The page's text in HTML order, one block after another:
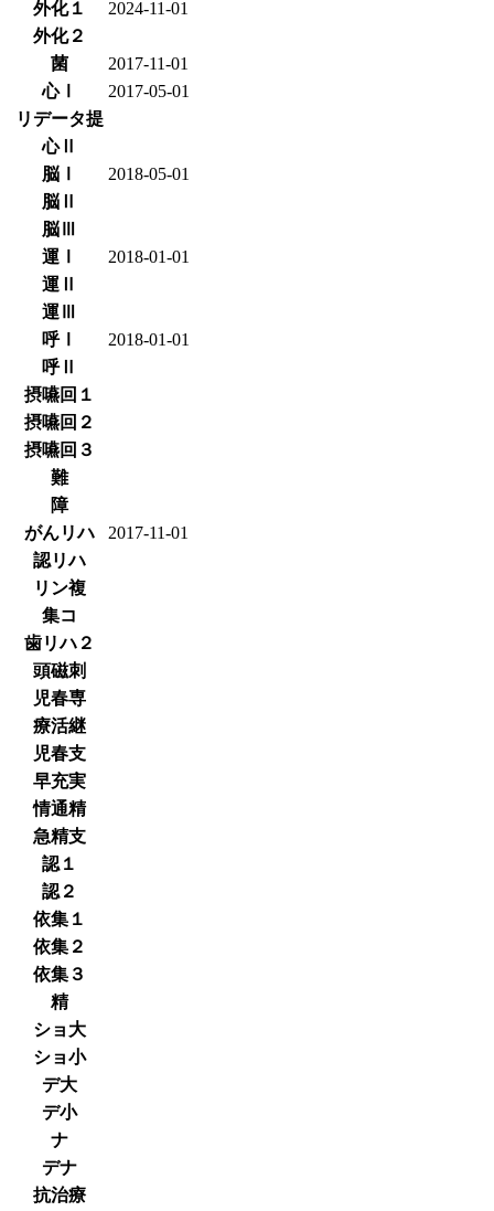
外化１
2024-11-01
外化２
菌
2017-11-01
心Ⅰ
2017-05-01
リデータ提
心Ⅱ
脳Ⅰ
2018-05-01
脳Ⅱ
脳Ⅲ
運Ⅰ
2018-01-01
運Ⅱ
運Ⅲ
呼Ⅰ
2018-01-01
呼Ⅱ
摂嚥回１
摂嚥回２
摂嚥回３
難
障
がんリハ
2017-11-01
認リハ
リン複
集コ
歯リハ２
頭磁刺
児春専
療活継
児春支
早充実
情通精
急精支
認１
認２
依集１
依集２
依集３
精
ショ大
ショ小
デ大
デ小
ナ
デナ
抗治療